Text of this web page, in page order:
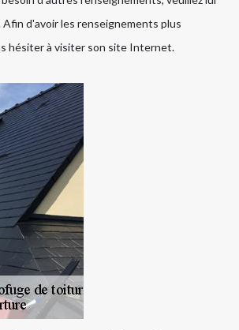
Afin d'avoir les renseignements plus
hésiter à visiter son site Internet.